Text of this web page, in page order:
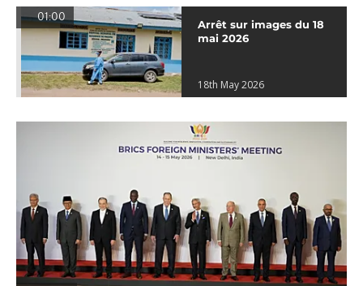
01:00
Arrêt sur images du 18
mai 2026
18th May 2026